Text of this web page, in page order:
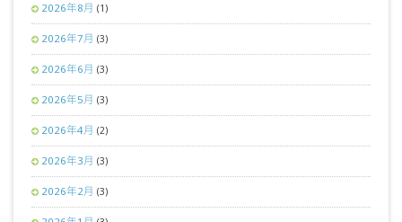
2026年8月 (1)
2026年7月 (3)
2026年6月 (3)
2026年5月 (3)
2026年4月 (2)
2026年3月 (3)
2026年2月 (3)